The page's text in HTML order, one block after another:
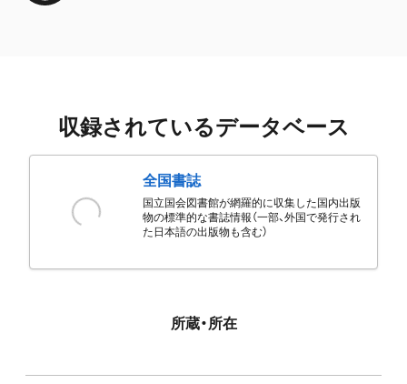
収録されているデータベース
全国書誌
国立国会図書館が網羅的に収集した国内出版
物の標準的な書誌情報（一部、外国で発行され
た日本語の出版物も含む）
所蔵・所在